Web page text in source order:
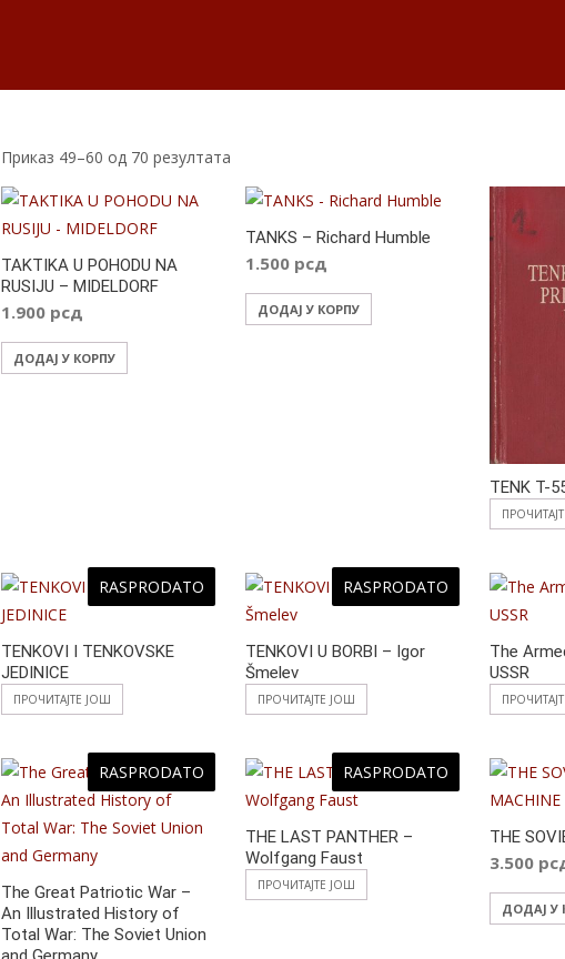
Приказ 49–60 од 70 резултата
TAKTIKA U POHODU NA
RUSIJU – MIDELDORF
1.900 рсд
ДОДАЈ У КОРПУ
TANKS – Richard Humble
1.500 рсд
ДОДАЈ У КОРПУ
TENK T-
RASPRODATO
TENKOVI I TENKOVSKE
JEDINICE
ПРОЧИТАЈТЕ ЈОШ
RASPRODATO
TENKOVI U BORBI – Igor
Šmelev
ПРОЧИТАЈТЕ ЈОШ
The
USSR
RASPRODATO
The Great Patriotic War –
An Illustrated History of
Total War: The Soviet Union
RASPRODATO
THE LAST PANTHER –
Wolfgang Faust
ПРОЧИТАЈТЕ ЈОШ
THE
3.500
ДОДАЈ У